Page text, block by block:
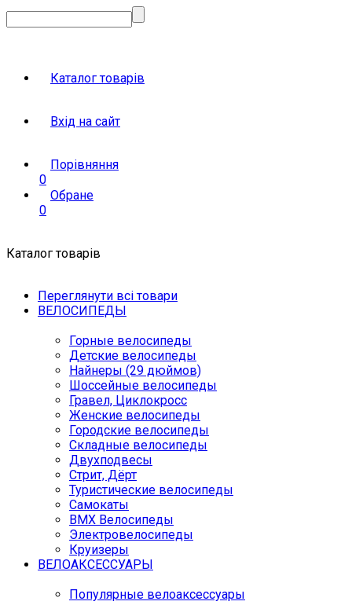
Каталог товарів
Вхід на сайт
Порівняння
0
Обране
0
Каталог товарів
Переглянути всі товари
ВЕЛОСИПЕДЫ
Горные велосипеды
Детские велосипеды
Найнеры (29 дюймов)
Шоссейные велосипеды
Гравел, Циклокросс
Женские велосипеды
Городcкие велосипеды
Складные велосипеды
Двухподвесы
Стрит, Дёрт
Туристические велосипеды
Самокаты
BMX Велосипеды
Электровелосипеды
Круизеры
ВЕЛОАКСЕССУАРЫ
Популярные велоаксессуары